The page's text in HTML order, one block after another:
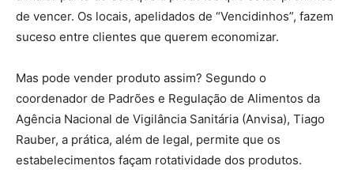
de vencer. Os locais, apelidados de “Vencidinhos”, fazem
suceso entre clientes que querem economizar.
Mas pode vender produto assim? Segundo o
coordenador de Padrões e Regulação de Alimentos da
Agência Nacional de Vigilância Sanitária (Anvisa), Tiago
Rauber, a prática, além de legal, permite que os
estabelecimentos façam rotatividade dos produtos.